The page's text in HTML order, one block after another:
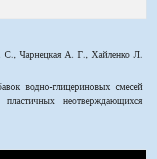
Чарнецкая А. Г., Хайленко Л.
водно-глицериновых смесей
пластичных неотверждающихся